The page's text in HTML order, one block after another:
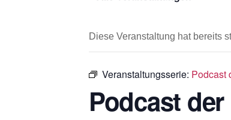
Diese Veranstaltung hat bereits
Veranstaltungsserie: Podcast
Podcast